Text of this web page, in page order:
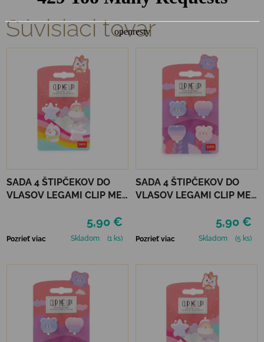
Súvisiaci tovar
SADA 4 ŠTIPČEKOV DO
VLASOV LEGAMI CLIP ME
5,90 €
Pozrieť viac Skladom (1 ks)
SADA 4 ŠTIPČEKOV DO
VLASOV LEGAMI CLIP ME
5,90 €
Pozrieť viac Skladom (5 ks)